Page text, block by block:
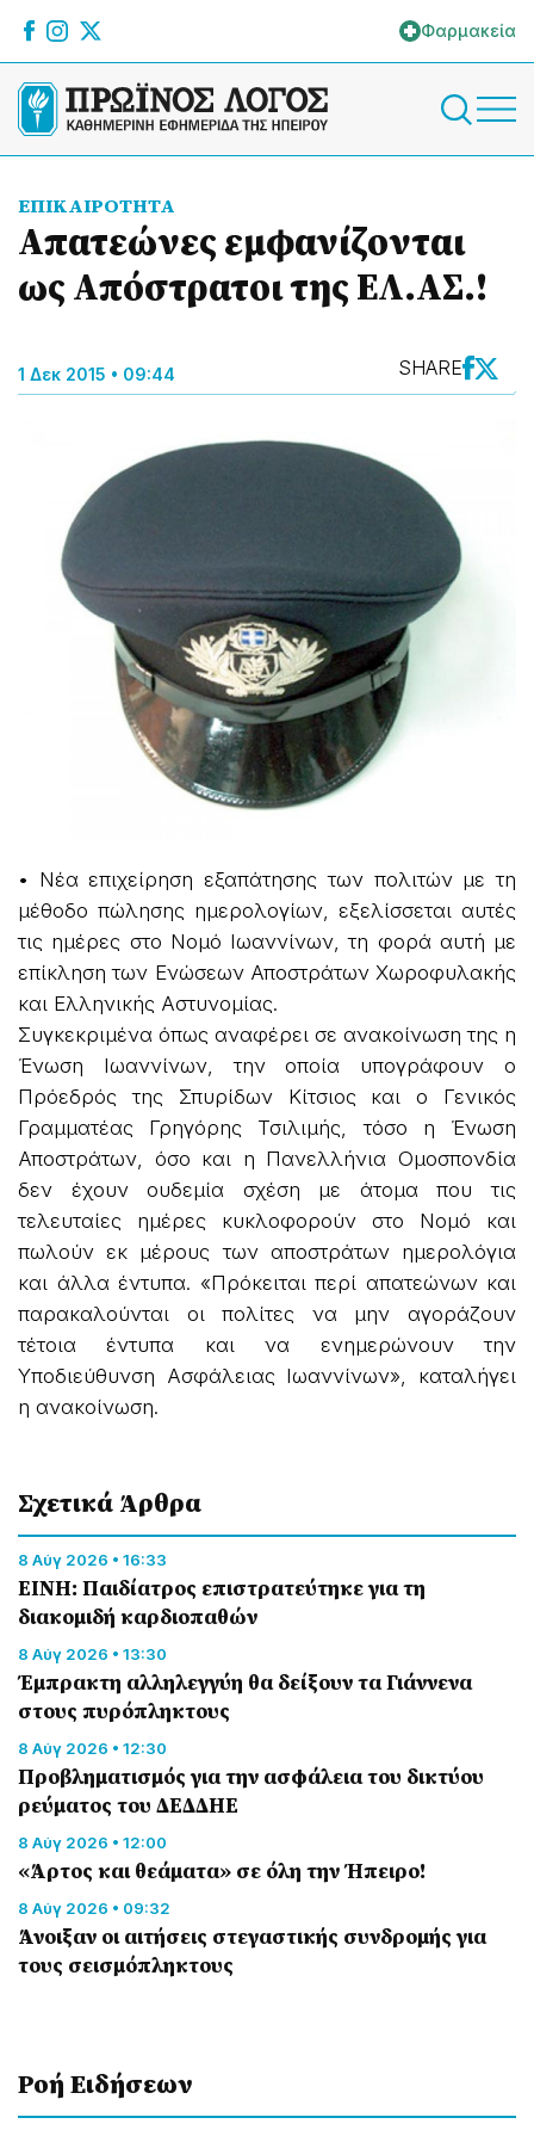
Φαρμακεία
ΕΠΙΚΑΙΡΟΤΗΤΑ
Απατεώνες εμφανίζονται
ως Απόστρατοι της ΕΛ.ΑΣ.!
1 Δεκ 2015 • 09:44 SHARE
• Νέα επιχείρηση εξαπάτησης των πολιτών με τη
μέθοδο πώλησης ημερολογίων, εξελίσσεται αυτές
τις ημέρες στο Νομό Ιωαννίνων, τη φορά αυτή με
επίκληση των Ενώσεων Αποστράτων Χωροφυλακής
και Ελληνικής Αστυνομίας.
Συγκεκριμένα όπως αναφέρει σε ανακοίνωση της η
Ένωση Ιωαννίνων, την οποία υπογράφουν ο
Πρόεδρός της Σπυρίδων Κίτσιος και ο Γενικός
Γραμματέας Γρηγόρης Τσιλιμής, τόσο η Ένωση
Αποστράτων, όσο και η Πανελλήνια Ομοσπονδία
δεν έχουν ουδεμία σχέση με άτομα που τις
τελευταίες ημέρες κυκλοφορούν στο Νομό και
πωλούν εκ μέρους των αποστράτων ημερολόγια
και άλλα έντυπα. «Πρόκειται περί απατεώνων και
παρακαλούνται οι πολίτες να μην αγοράζουν
τέτοια έντυπα και να ενημερώνουν την
Υποδιεύθυνση Ασφάλειας Ιωαννίνων», καταλήγει
η ανακοίνωση.
Σχετικά Άρθρα
8 Αύγ 2026 • 16:33
ΕΙΝΗ: Παιδίατρος επιστρατεύτηκε για τη
διακομιδή καρδιοπαθών
8 Αύγ 2026 • 13:30
Έμπρακτη αλληλεγγύη θα δείξουν τα Γιάννενα
στους πυρόπληκτους
8 Αύγ 2026 • 12:30
Προβληματισμός για την ασφάλεια του δικτύου
ρεύματος του ΔΕΔΔΗΕ
8 Αύγ 2026 • 12:00
«Άρτος και θεάματα» σε όλη την Ήπειρο!
8 Αύγ 2026 • 09:32
Άνοιξαν οι αιτήσεις στεγαστικής συνδρομής για
τους σεισμόπληκτους
Ροή Eιδήσεων